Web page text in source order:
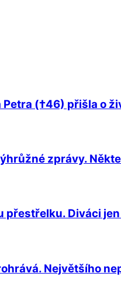
(†46) přišla o
zprávy.
Diváci
Největšího